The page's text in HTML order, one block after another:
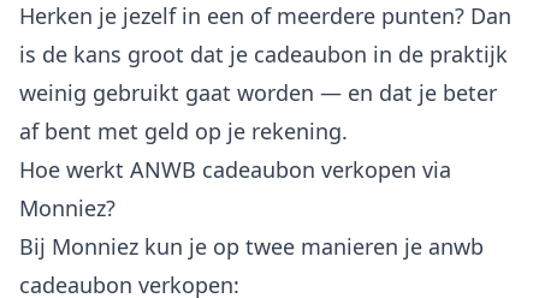
Herken je jezelf in een of meerdere punten? Dan
is de kans groot dat je cadeaubon in de praktijk
weinig gebruikt gaat worden — en dat je beter
af bent met geld op je rekening.
Hoe werkt ANWB cadeaubon verkopen via
Monniez?
Bij Monniez kun je op twee manieren je anwb
cadeaubon verkopen: